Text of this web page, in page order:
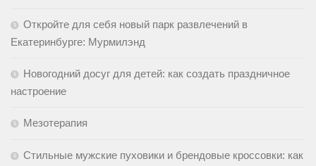
Откройте для себя новый парк развлечений в
Екатеринбурге: Мурмилэнд
Новогодний досуг для детей: как создать праздничное
настроение
Мезотерапия
Стильные мужские пуховики и брендовые кроссовки: как